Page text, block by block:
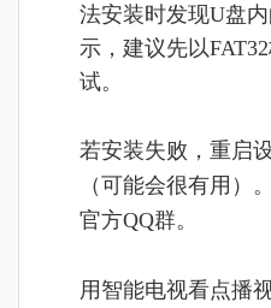
法安装时发现U盘
示，建议先以
试。
若安装失败，重启
（可能会很有用）
官方QQ群。
用智能电视看点播